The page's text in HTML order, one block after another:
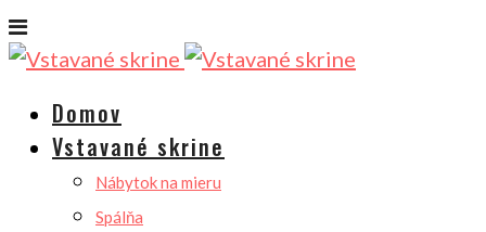
Domov
Vstavané skrine
Nábytok na mieru
Spálňa